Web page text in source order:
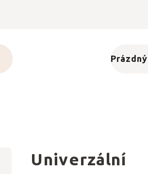
Univerzální